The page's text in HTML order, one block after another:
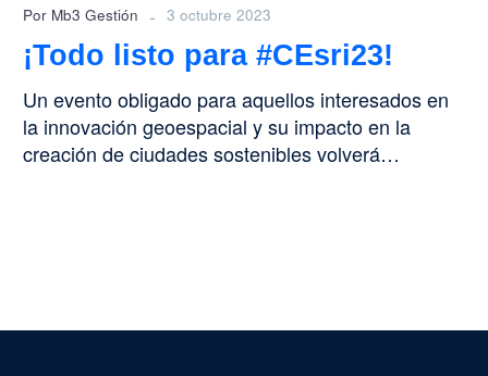
Por Mb3 Gestión - 3 octubre 2023
¡Todo listo para #CEsri23!
Un evento obligado para aquellos interesados en
la innovación geoespacial y su impacto en la
creación de ciudades sostenibles volverá…